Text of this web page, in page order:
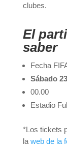
clubes.
El
saber
Fecha
Sábado
00.00
Estadio
*Los tickets
la web de la